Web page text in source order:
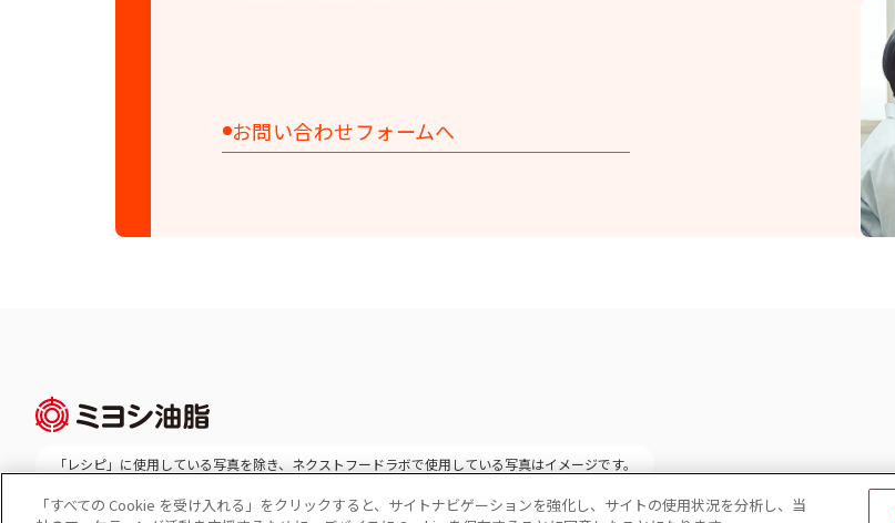
お問い合わせフォームへ
「レシピ」に使用している写真を除き、 ネクストフードラボで使用している写真はイメージです。
Cookie 設定 コーポレートサイト 個人情報の保護 ソーシャルメディアポリシー 免責事項
「すべての Cookie を受け入れる」をクリックすると、サイトナビゲーションを強化し、サイトの使用状況を分析し、当